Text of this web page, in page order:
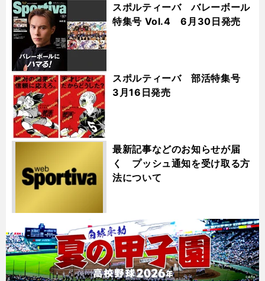
スポルティーバ バレーボール
特集号 Vol.4 6月30日発売
スポルティーバ 部活特集号
3月16日発売
最新記事などのお知らせが届
く プッシュ通知を受け取る方
法について